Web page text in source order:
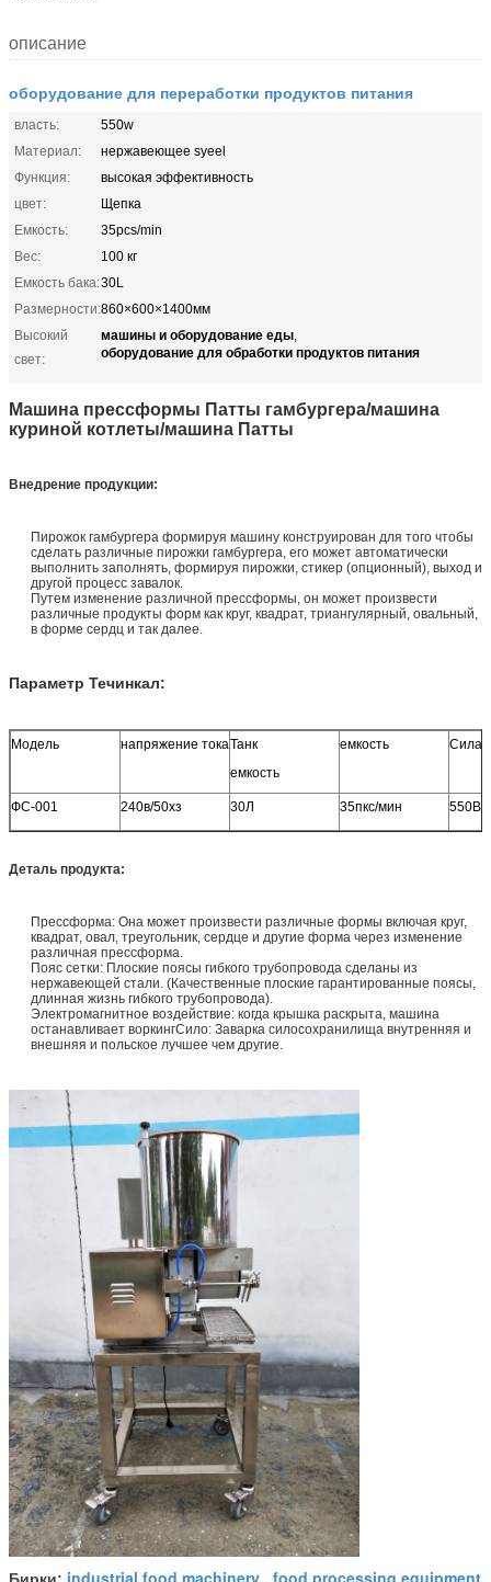
описание
оборудование для переработки продуктов питания
власть:
550w
Материал:
нержавеющее syeel
Функция:
высокая эффективность
цвет:
Щепка
Емкость:
35pcs/min
Вес:
100 кг
Емкость бака:30L
Размерности:860×600×1400мм
Высокий
свет:
машины и оборудование еды,
оборудование для обработки продуктов питания
Машина прессформы Патты гамбургера/машина
куриной котлеты/машина Патты
Внедрение продукции:
Пирожок гамбургера формируя машину конструирован для того чтобы
сделать различные пирожки гамбургера, его может автоматически
выполнить заполнять, формируя пирожки, стикер (опционный), выход и
другой процесс завалок.
Путем изменение различной прессформы, он может произвести
различные продукты форм как круг, квадрат, триангулярный, овальный,
в форме сердц и так далее.
Параметр Течинкал:
Модель напряжение токаТанк
емкость
емкость Сила
ФС-001 240в/50хз 30Л 35пкс/мин 550В
Деталь продукта:
Прессформа: Она может произвести различные формы включая круг,
квадрат, овал, треугольник, сердце и другие форма через изменение
различная прессформа.
Пояс сетки: Плоские поясы гибкого трубопровода сделаны из
нержавеющей стали. (Качественные плоские гарантированные поясы,
длинная жизнь гибкого трубопровода).
Электромагнитное воздействие: когда крышка раскрыта, машина
останавливает воркингСило: Заварка силосохранилища внутренняя и
внешняя и польское лучшее чем другие.